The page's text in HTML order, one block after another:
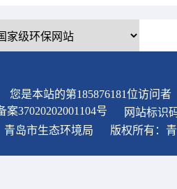
您是本站的第185876181位访问者
案37020202001104号
网站标识
青岛市生态环境局
版权所有：